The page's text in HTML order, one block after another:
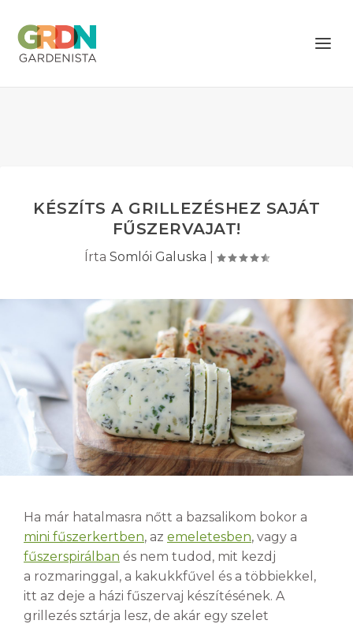
KÉSZÍTS A GRILLEZÉSHEZ SAJÁT
FŰSZERVAJAT!
Írta Somlói Galuska
Ha már hatalmasra nőtt a bazsalikom bokor a
mini fűszerkertben, az emeletesben, vagy a
fűszerspirálban és nem tudod, mit kezdj
a rozmaringgal, a kakukkfűvel és a többiekkel,
itt az deje a házi fűszervaj készítésének. A
grillezés sztárja lesz, de akár egy szelet